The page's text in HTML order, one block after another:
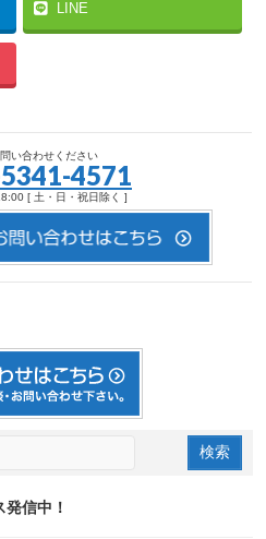
LINE
い合わせください
4571
[ 土・日・祝日除く ]
信中！